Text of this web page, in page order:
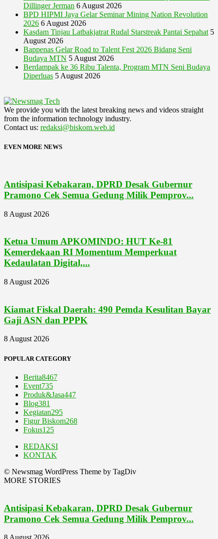
Dillinger Jerman 6 August 2026
BPD HIPMI Jaya Gelar Seminar Mining Nation Revolution
2026 6 August 2026
Kasdam Tinjau Latbakjatrat Rudal Starstreak Pantai Sepahat 5
August 2026
Bappenas Gelar Road to Talent Fest 2026 Bidang Seni
Budaya MTN 5 August 2026
Berdampak ke 36 Ribu Talenta, Program MTN Seni Budaya
Diperluas 5 August 2026
We provide you with the latest breaking news and videos straight
from the information technology industry.
Contact us: redaksi@biskom.web.id
EVEN MORE NEWS
Antisipasi Kebakaran, DPRD Desak Gubernur
Pramono Cek Semua Gedung Milik Pemprov...
8 August 2026
Ketua Umum APKOMINDO: HUT Ke-81
Kemerdekaan RI Momentum Memperkuat
Kedaulatan Digital,...
8 August 2026
Kiamat Fiskal Daerah: 490 Pemda Kesulitan Bayar
Gaji ASN dan PPPK
8 August 2026
POPULAR CATEGORY
Berita8467
Event735
Produk&Jasa447
Blog381
Kegiatan295
Figur Biskom268
Fokus125
REDAKSI
KONTAK
© Newsmag WordPress Theme by TagDiv
MORE STORIES
Antisipasi Kebakaran, DPRD Desak Gubernur
Pramono Cek Semua Gedung Milik Pemprov...